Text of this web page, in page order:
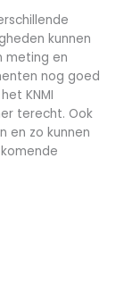
kunnen
meting en
nog goed
KNMI
terecht. Ook
en zo kunnen